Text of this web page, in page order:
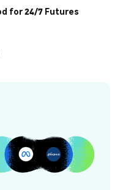
for 24/7 Futures